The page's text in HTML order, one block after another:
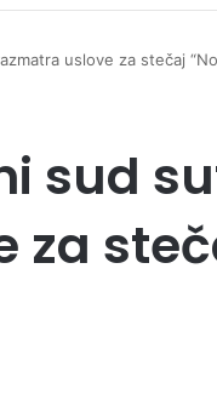
uslove za stečaj
sud